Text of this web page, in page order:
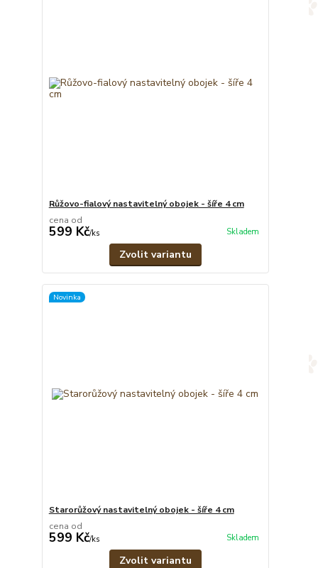
Růžovo-fialový nastavitelný obojek - šíře 4 cm
cena od
599 Kč/ks Skladem
Zvolit variantu
Novinka
Starorůžový nastavitelný obojek - šíře 4 cm
cena od
599 Kč/ks Skladem
Zvolit variantu